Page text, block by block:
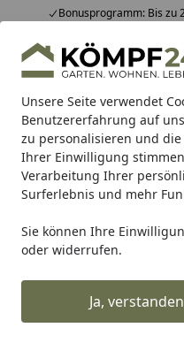
Unsere Seite verwendet
Benutzererfahrung auf
zu personalisieren und
Ihrer Einwilligung
Verarbeitung Ihrer
Surferlebnis und mehr
Sie können Ihre
oder widerrufen.
Ja, verstanden
Bonusprogramm: Bis zu
Hotline07051 / 9 22 22
Mo-Fr. 8-16 Uhr
Alle Produkte
Alle Produkte
Milwaukee
Startseite
Milwaukee Akkugeräte
Milwaukee